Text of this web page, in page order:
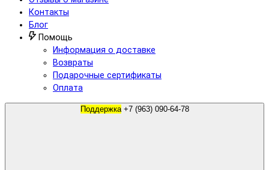
Контакты
Блог
Помощь
Информация о доставке
Возвраты
Подарочные сертификаты
Оплата
Поддержка +7 (963) 090-64-78